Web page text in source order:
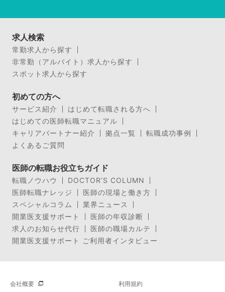
求人検索
常勤求人から探す
非常勤（アルバイト）求人から探す
スポット求人から探す
初めての方へ
サービス紹介
はじめて転職される方へ
はじめての医師転職マニュアル
キャリアパートナー紹介
拠点一覧
転職成功事例
よくあるご質問
医師の転職お役立ちガイド
転職ノウハウ
DOCTOR’S COLUMN
医師転職ナレッジ
医師の現場と働き方
スペシャルコラム
業界ニュース
開業医支援サポート
医師の年収診断
求人のお知らせ代行
医師の職場カルテ
開業医支援サポート ご利用者インタビュー
会社概要 利用規約